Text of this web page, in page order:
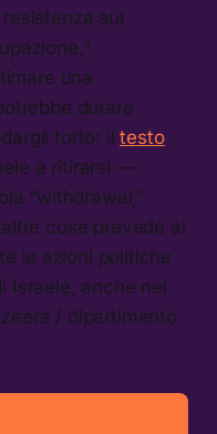
sul
una
durare
dargli torto: iltesto
a ritirarsi —
“withdrawal,”
cose prevede al
le azioni politiche
Israele, anche nei
/ dipartimento